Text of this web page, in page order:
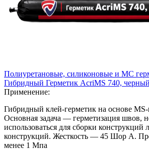
Полиуретановые, силиконовые и МС
Гибридный Герметик AcriMS 740,
Применение:
Гибридный клей-герметик на основе
Основная задача — герметизация швов,
использоваться для сборки конструкций
конструкций. Жесткость — 45 Шор А.
менее 1 Мпа